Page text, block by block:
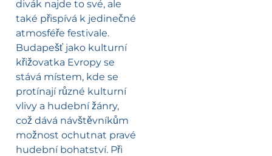
divák najde to své, ale
také přispívá k jedinečné
atmosféře festivale.
Budapešť jako kulturní
křižovatka Evropy se
stává místem, kde se
protínají různé kulturní
vlivy a hudební žánry,
což dává návštěvníkům
možnost ochutnat pravé
hudební bohatství. Při